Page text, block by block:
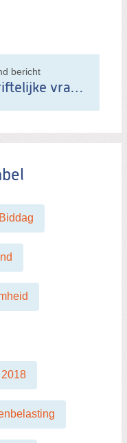
bericht
Schriftelijke vragen Stand van zaken rondom waterbusverbinding
Biddag